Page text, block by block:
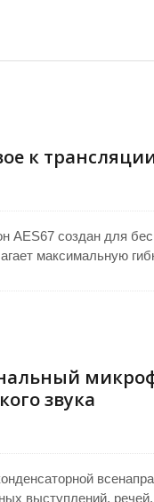
к
AES67 создан для
максимальную
встроенной
звука
выступлений,